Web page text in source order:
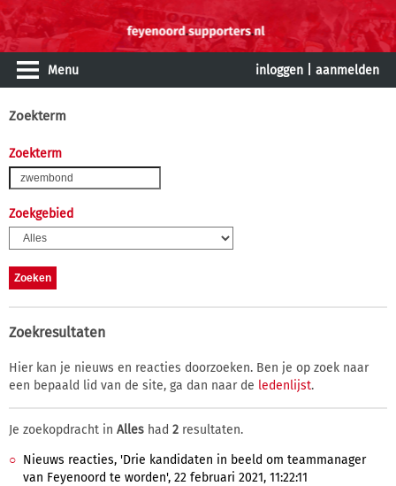
Menu inloggen aanmelden
Zoekterm
Zoekterm
Zoekgebied
Zoekresultaten
Hier kan je nieuws en reacties doorzoeken. Ben je op zoek naar
een bepaald lid van de site, ga dan naar de ledenlijst.
Je zoekopdracht in Alles had 2 resultaten.
Nieuws reacties, 'Drie kandidaten in beeld om teammanager
van Feyenoord te worden', 22 februari 2021, 11:22:11